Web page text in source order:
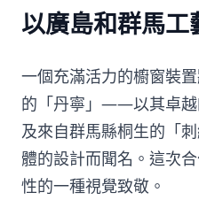
以廣島和群馬
一個充滿活力的櫥窗裝
的「丹寧」——以其卓
及來自群馬縣桐生的「
體的設計而聞名。這次
性的一種視覺致敬。